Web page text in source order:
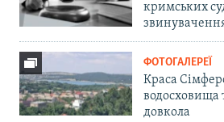
кримських
ФОТОГАЛЕРЕЇ
Краса
водосховища
довкола